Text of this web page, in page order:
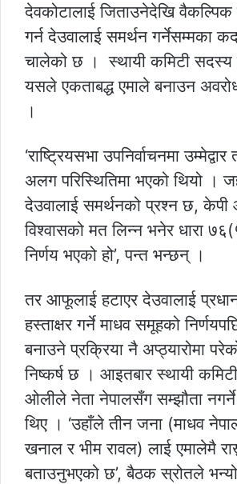
देवकोटालाई जिताउनेदेखि वैकल्पिक
गर्न देउवालाई समर्थन गर्नेसम्मका
चालेको छ । स्थायी कमिटी सदस्य
यसले एकताबद्ध एमाले बनाउन
।
‘राष्ट्रियसभा उपनिर्वाचनमा
अलग परिस्थितिमा भएको थियो ।
देउवालाई समर्थनको प्रश्न छ,
विश्वासको मत लिन्न भनेर धारा
निर्णय भएको हो’, पन्त भन्छन् ।
तर आफूलाई हटाएर देउवालाई
हस्ताक्षर गर्ने माधव समूहको
बनाउने प्रक्रिया नै अप्ठ्यारोमा
निष्कर्ष छ । आइतबार स्थायी
ओलीले नेता नेपालसँग सम्झौता नगर्ने
थिए । ‘उहाँले तीन जना (माधव
खनाल र भीम रावल) लाई एमालेमै
बताउनुभएको छ’, बैठक स्रोतले